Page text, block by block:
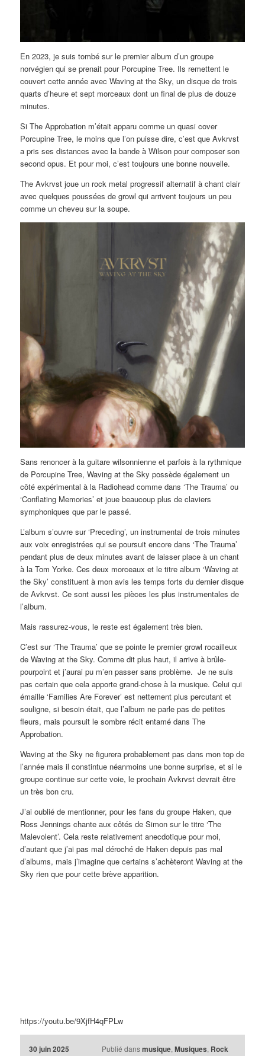
En 2023, je suis tombé sur le premier album d’un groupe
norvégien qui se prenait pour Porcupine Tree. Ils remettent le
couvert cette année avec Waving at the Sky, un disque de trois
quarts d’heure et sept morceaux dont un final de plus de douze
minutes.
Si The Approbation m’était apparu comme un quasi cover
Porcupine Tree, le moins que l’on puisse dire, c’est que Avkrvst
a pris ses distances avec la bande à Wilson pour composer son
second opus. Et pour moi, c’est toujours une bonne nouvelle.
The Avkrvst joue un rock metal progressif alternatif à chant clair
avec quelques poussées de growl qui arrivent toujours un peu
comme un cheveu sur la soupe.
Sans renoncer à la guitare wilsonnienne et parfois à la rythmique
de Porcupine Tree, Waving at the Sky possède également un
côté expérimental à la Radiohead comme dans ‘The Trauma’ ou
‘Conflating Memories’ et joue beaucoup plus de claviers
symphoniques que par le passé.
L’album s’ouvre sur ‘Preceding’, un instrumental de trois minutes
aux voix enregistrées qui se poursuit encore dans ‘The Trauma’
pendant plus de deux minutes avant de laisser place à un chant
à la Tom Yorke. Ces deux morceaux et le titre album ‘Waving at
the Sky’ constituent à mon avis les temps forts du dernier disque
de Avkrvst. Ce sont aussi les pièces les plus instrumentales de
l’album.
Mais rassurez-vous, le reste est également très bien.
C’est sur ‘The Trauma’ que se pointe le premier growl rocailleux
de Waving at the Sky. Comme dit plus haut, il arrive à brûle-
pourpoint et j’aurai pu m’en passer sans problème. Je ne suis
pas certain que cela apporte grand-chose à la musique. Celui qui
émaille ‘Families Are Forever’ est nettement plus percutant et
souligne, si besoin était, que l’album ne parle pas de petites
fleurs, mais poursuit le sombre récit entamé dans The
Approbation.
Waving at the Sky ne figurera probablement pas dans mon top de
l’année mais il constintue néanmoins une bonne surprise, et si le
groupe continue sur cette voie, le prochain Avkrvst devrait être
un très bon cru.
J’ai oublié de mentionner, pour les fans du groupe Haken, que
Ross Jennings chante aux côtés de Simon sur le titre ‘The
Malevolent’. Cela reste relativement anecdotique pour moi,
d’autant que j’ai pas mal déroché de Haken depuis pas mal
d’albums, mais j’imagine que certains s’achèteront Waving at the
Sky rien que pour cette brève apparition.
https://youtu.be/9XjfH4qFPLw
30 juin 2025 Publié dans musique, Musiques, Rock